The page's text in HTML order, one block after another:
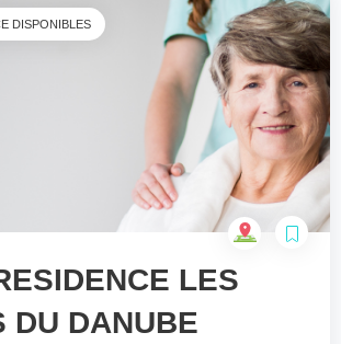
Fermer
un proche
& prénom du résident à contacter *
téléphone*
DISPONIBLES
LES
DU DANUBE